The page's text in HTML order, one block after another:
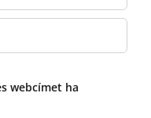
webcímet ha